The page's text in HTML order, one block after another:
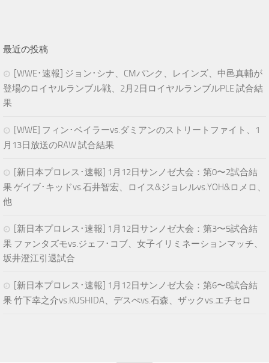
最近の投稿
[WWE･速報] ジョン･シナ、CMパンク、レインズ、中邑真輔が
登場のロイヤルランブル戦、2月2日ロイヤルランブルPLE 試合結
果
[WWE] フィン･ベイラーvs.ダミアンのストリートファイト、1
月13日放送のRAW 試合結果
[新日本プロレス･速報] 1月12日サンノゼ大会：第0〜2試合結
果 ゲイブ･キッドvs.石井智宏、ロイス&ジョレルvs.YOH&ロメロ、
他
[新日本プロレス･速報] 1月12日サンノゼ大会：第3〜5試合結
果 ファンタズモvs.ジェフ･コブ、女子イリミネーションマッチ、
坂井澄江引退試合
[新日本プロレス･速報] 1月12日サンノゼ大会：第6〜8試合結
果 竹下幸之介vs.KUSHIDA、デスぺvs.石森、ザックvs.エチセロ